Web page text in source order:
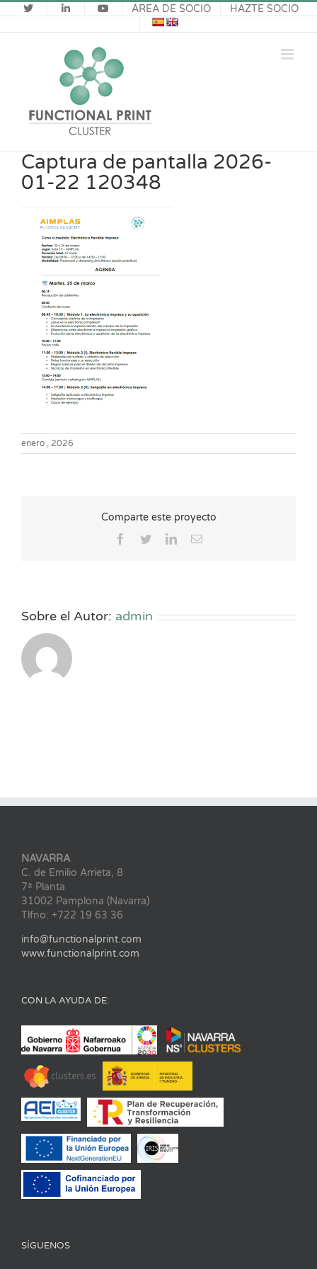
Saltar
al
contenido
ÁREA DE SOCIO HAZTE SOCIO
Captura de pantalla 2026-
01-22 120348
enero , 2026
Comparte este proyecto
Facebook
TwitterLinkedInCorreo
Sobre el Autor: admin
NAVARRA
C. de Emilio Arrieta, 8
7ª Planta
31002 Pamplona (Navarra)
Tlfno: +722 19 63 36
info@functionalprint.com
www.functionalprint.com
CON LA AYUDA DE:
SÍGUENOS